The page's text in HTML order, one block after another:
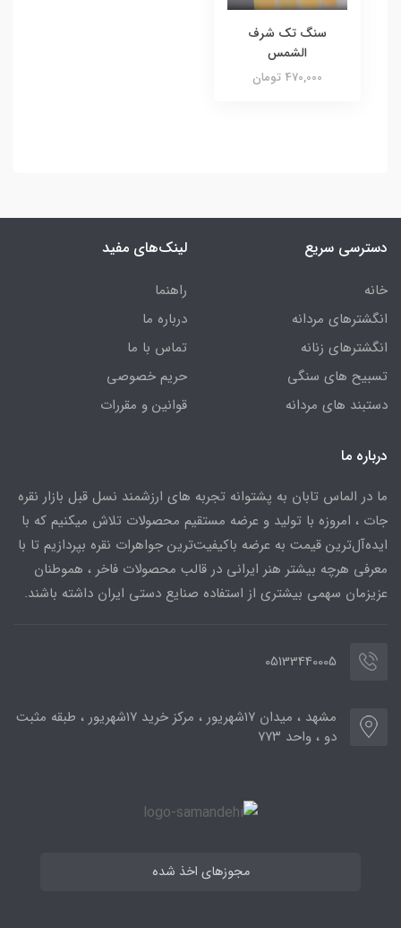
سنگ تک شرف
الشمس
470,000 تومان
دسترسی سریع
خانه
انگشترهای مردانه
انگشترهای زنانه
تسبیح های سنگی
دستبند های مردانه
لینک‌های مفید
راهنما
درباره ما
تماس با ما
حریم خصوصی
قوانین و مقررات
درباره ما
ما در الماس تابان به پشتوانه تجربه های ارزشمند نسل قبل بازار نقره
جات ، امروزه با تولید و عرضه مستقیم محصولات تلاش میکنیم که با
ایده‌آل‌ترین قیمت به عرضه باکیفیت‌ترین جواهرات نقره بپردازیم تا با
معرفی هرچه بیشتر هنر ایرانی در قالب محصولات فاخر ، هموطنان
عزیزمان سهمی بیشتری از استفاده صنایع دستی ایران داشته باشند.
05133440005
مشهد ، میدان ۱۷شهریور ، مرکز خرید ۱۷شهریور ، طبقه مثبت
دو ، واحد ۷۷۳
مجوزهای اخذ شده